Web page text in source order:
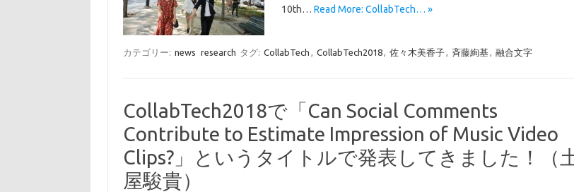
10th… Read More: CollabTech… »
カテゴリー: news research タグ: CollabTech , CollabTech2018, 佐々木美香子, 斉藤絢基, 融合文字
CollabTech2018で「Can Social Comments
Contribute to Estimate Impression of Music Video
Clips?」というタイトルで発表してきました！（
屋駿貴）